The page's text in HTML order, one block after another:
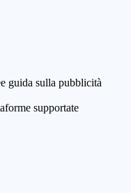
guida sulla pubblicità
supportate